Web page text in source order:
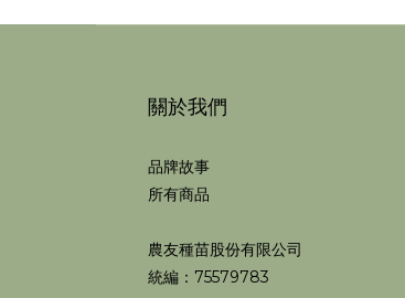
關於我們
品牌故事
所有商品
農友種苗股份有限公司
統編：75579783